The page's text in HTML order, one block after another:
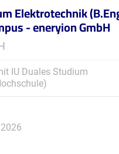
Elektrotechnik
- eneryion GmbH
IU Duales Studium